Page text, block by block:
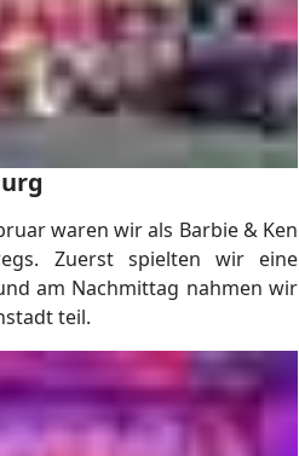
waren wir als Barbie & Ken
Zuerst spielten wir eine
am Nachmittag nahmen wir
teil.